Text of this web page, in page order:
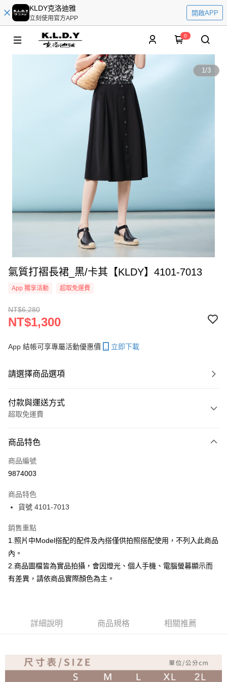
KLDY克洛迪雅
立刻使用官方APP
開啟APP
0
1/3
氣質打褶長裙_黑/卡其【KLDY】4101-7013
App 獨享活動 超取免運費
NT$6,280
NT$1,300
App 結帳可享專屬活動優惠價 立即下載
請選擇商品選項
付款與運送方式
超取免運費
信用卡一次付款
超商取貨付款
ATM付款
運送方式
全家取貨付款
付款後全家取貨
免運費
商品特色
商品編號
9874003
商品特色
貨號 4101-7013
銷售重點
1.照片中Model搭配的配件及內搭僅供拍照搭配使用，不列入此商品
內。
2.商品圖檔皆為實品拍攝，會因燈光、個人手機、電腦螢幕顯示而
有差異，請依商品實際顏色為主。
詳細說明 商品規格 相關推薦